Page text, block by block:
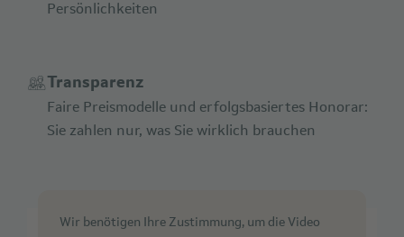
Persönlichkeiten
Transparenz
Faire Preismodelle und erfolgsbasiertes Honorar:
Sie zahlen nur, was Sie wirklich brauchen
Wir benötigen Ihre Zustimmung, um die Video